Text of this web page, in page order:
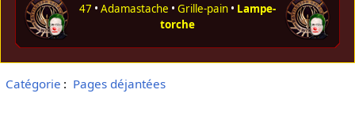
47 • Adamastache • Grille-pain• Lampe-
torche
Catégorie : Pages déjantées